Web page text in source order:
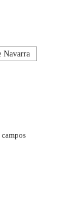
Navarra